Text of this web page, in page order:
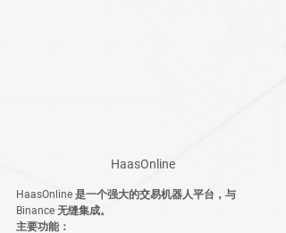
HaasOnline
HaasOnline 是一个强大的交易机器人平台，与
Binance 无缝集成。
主要功能：